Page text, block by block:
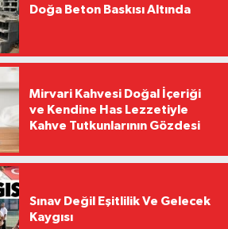
Doğa Beton Baskısı Altında
Mirvari Kahvesi Doğal İçeriği
ve Kendine Has Lezzetiyle
Kahve Tutkunlarının Gözdesi
Sınav Değil Eşitlilik Ve Gelecek
Kaygısı